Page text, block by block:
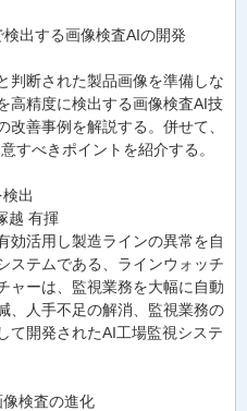
出する画像検査AIの開発
判断された製品画像を準備しな
高精度に検出する画像検査AI技
善事例を解説する。併せて、
すべきポイントを紹介する。
出
越 有揮
効活用し製造ラインの異常を自
ステムである、ラインウォッチ
ャーは、監視業務を大幅に自動
、人手不足の解消、監視業務の
て開発されたAI工場監視システ
検査の進化